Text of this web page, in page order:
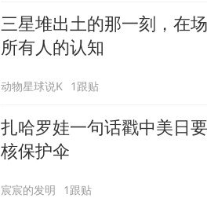
三星堆出土的那一刻，在
所有人的认知
动物星球说K 1跟贴
扎哈罗娃一句话戳中美日
核保护伞
宸宸的发明 1跟贴